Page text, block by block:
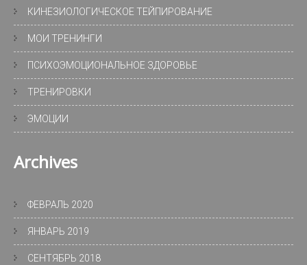
КИНЕЗИОЛОГИЧЕСКОЕ ТЕЙПИРОВАНИЕ
МОИ ТРЕНИНГИ
ПСИХОЭМОЦИОНАЛЬНОЕ ЗДОРОВЬЕ
ТРЕНИРОВКИ
ЭМОЦИИ
Archives
ФЕВРАЛЬ 2020
ЯНВАРЬ 2019
СЕНТЯБРЬ 2018